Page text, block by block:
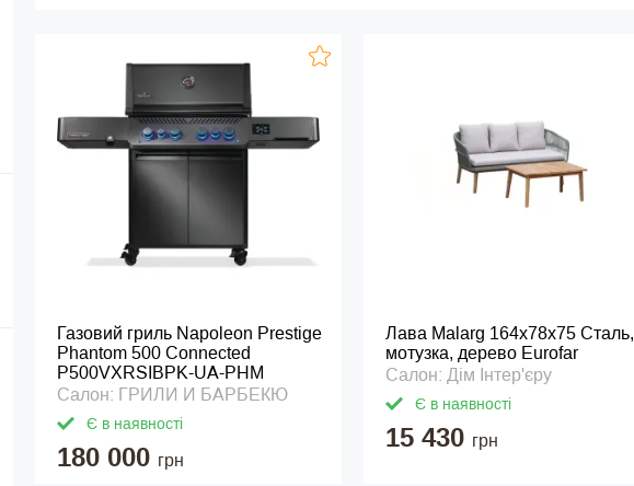
Газовий гриль Napoleon Prestige
Phantom 500 Connected
P500VXRSIBPK-UA-PHM
Салон: ГРИЛИ И БАРБЕКЮ
Є в наявності
180 000 грн
Лава Malarg 164х78х75 Сталь,
мотузка, дерево Eurofar
Салон: Дім Інтер'єру
Є в наявності
15 430 грн